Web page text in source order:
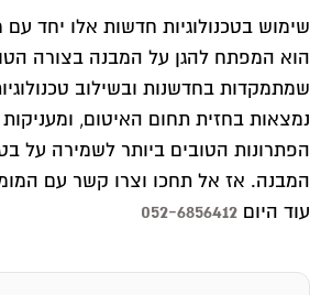
שימוש בטכנולוגיות חדשות אלו יחד עם
הוא המפתח להגן על המבנה בצורה
שמתמקדות בחדשנות ובשילוב
נמצאות בחזית תחום האיטום,
הפתרונות הטובים ביותר לשמירה על
המבנה. אז אל תחכו וצרו קשר עם
עוד היום 052-6856412